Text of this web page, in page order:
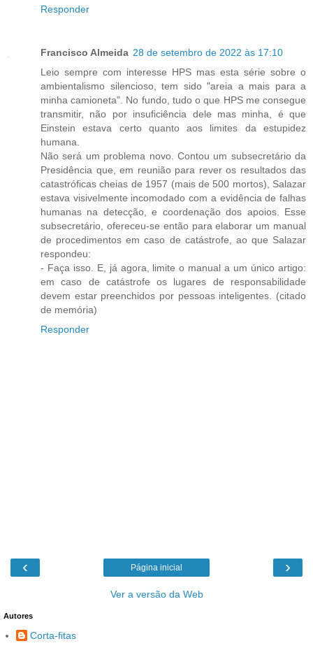
Responder
Francisco Almeida 28 de setembro de 2022 às 17:10
Leio sempre com interesse HPS mas esta série sobre o
ambientalismo silencioso, tem sido "areia a mais para a
minha camioneta". No fundo, tudo o que HPS me consegue
transmitir, não por insuficiência dele mas minha, é que
Einstein estava certo quanto aos limites da estupidez
humana.
Não será um problema novo. Contou um subsecretário da
Presidência que, em reunião para rever os resultados das
catastróficas cheias de 1957 (mais de 500 mortos), Salazar
estava visivelmente incomodado com a evidência de falhas
humanas na detecção, e coordenação dos apoios. Esse
subsecretário, ofereceu-se então para elaborar um manual
de procedimentos em caso de catástrofe, ao que Salazar
respondeu:
- Faça isso. E, já agora, limite o manual a um único artigo:
em caso de catástrofe os lugares de responsabilidade
devem estar preenchidos por pessoas inteligentes. (citado
de memória)
Responder
‹ ›
Página inicial
Ver a versão da Web
Autores
Corta-fitas